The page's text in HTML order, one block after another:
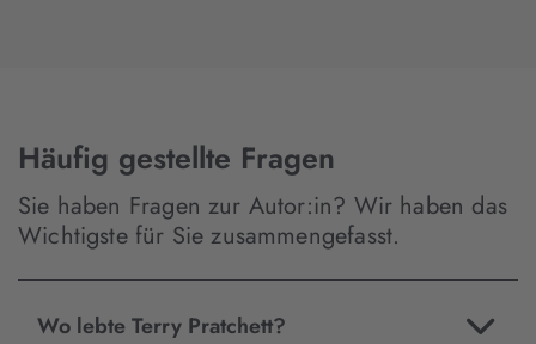
Häufig gestellte Fragen
Sie haben Fragen zur Autor:in? Wir haben das
Wichtigste für Sie zusammengefasst.
Wo lebte Terry Pratchett?